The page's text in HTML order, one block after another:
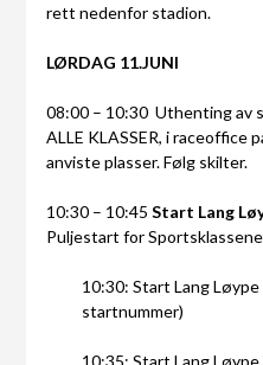
rett nedenfor stadion.
LØRDAG 11.JUNI
08:00 – 10:30 Uthenting av
ALLE KLASSER, i raceoffice
anviste plasser. Følg skilter.
10:30 – 10:45 Start Lang
Puljestart for
10:30: Start Lang
startnummer)